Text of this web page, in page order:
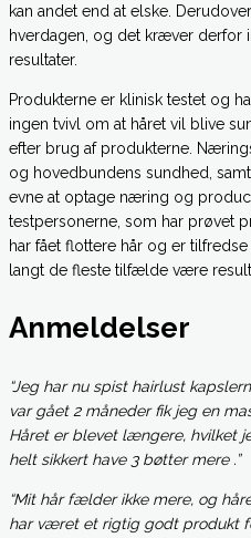
kan andet end at elske.
hverdagen, og det kræver derfor
resultater.
Produkterne er klinisk testet og
ingen tvivl om at håret vil blive
efter brug af produkterne.
og hovedbundens sundhed,
evne at optage næring og
testpersonerne, som har prøvet
har fået flottere hår og er
langt de fleste tilfælde være
Anmeldelser
“Jeg har nu spist hairlust
var gået 2 måneder fik jeg en
Håret er blevet længere, hvilket
helt sikkert have 3 bøtter mere .”
“Mit hår fælder ikke mere, og
har været et rigtig godt produkt